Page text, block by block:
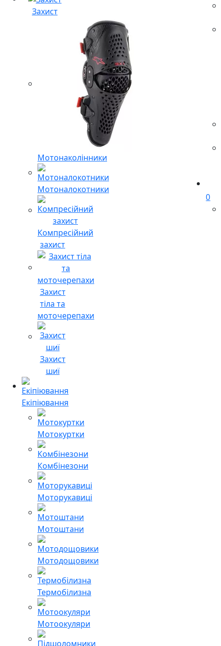
Захист
Мотонаколінники
Мотоналокотники
Компресійний
захист
Захист
тіла та
моточерепахи
Захист
шиї
Екіпіювання
Мотокуртки
Комбінезони
Моторукавиці
Мотоштани
Мотодощовики
Термобілизна
Мотоокуляри
0